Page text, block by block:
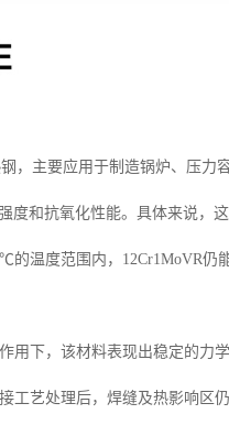
，主要应用于制造锅炉、压
度和抗氧化性能。具体来说，
的温度范围内，12Cr1MoVR仍
用下，该材料表现出稳定的力
工艺处理后，焊缝及热影响区